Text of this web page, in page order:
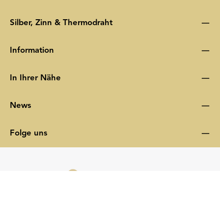
Silber, Zinn & Thermodraht
Information
In Ihrer Nähe
News
Folge uns